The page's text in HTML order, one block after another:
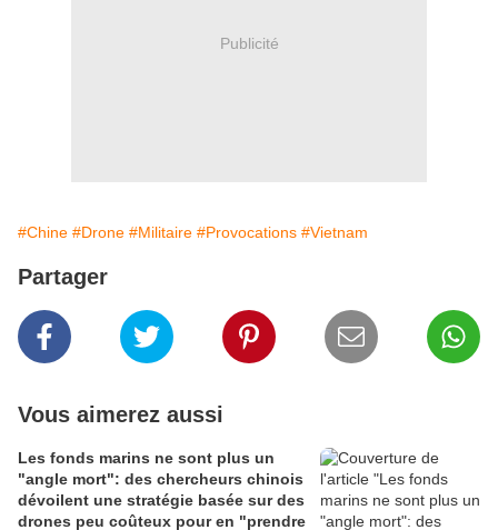
Publicité
#Chine #Drone #Militaire #Provocations #Vietnam
Partager
Vous aimerez aussi
Les fonds marins ne sont plus un
"angle mort": des chercheurs chinois
dévoilent une stratégie basée sur des
drones peu coûteux pour en "prendre